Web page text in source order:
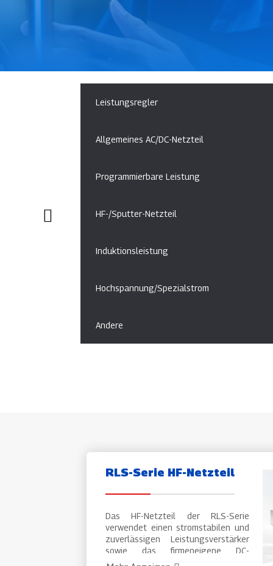
Leistungsregler
Allgemeines AC/DC-Netzteil
Programmierbare Leistung
HF-/Sputter-Netzteil
Induktionsleistung
Hochspannung/Spezialstrom
Andere
RLS-Serie HF-Netzteil
Das HF-Netzteil der RLS-Serie
verwendet einen stromstabilen und
zuverlässigen Leistungsverstärker
sowie das firmeneigene DC-
Regelungssystem. Dadurch zeichnet